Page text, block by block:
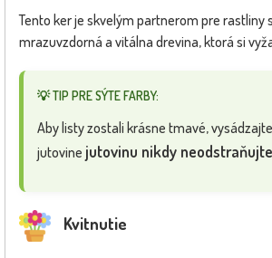
Tento ker je skvelým partnerom pre
mrazuvzdorná a vitálna drevina, ktorá si
💡 TIP PRE SÝTE FARBY:
Aby listy zostali krásne tmavé,
jutovine jutovinu nikdy neodstraňujte
Kvitnutie